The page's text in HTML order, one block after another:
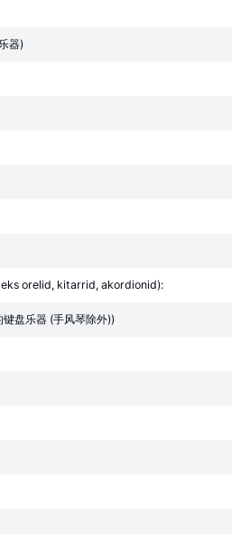
器)
orelid, kitarrid, akordionid):
盘乐器 (手风琴除外))